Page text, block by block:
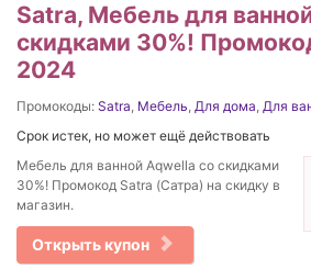
Satra, Мебель для
скидками 30%!
2024
Промокоды: Satra, Мебель, Для дома, Для
Срок истек, но может ещё действовать
Мебель для ванной Aqwella со скидками
30%! Промокод Satra (Сатра) на скидку в
магазин.
Открыть купон